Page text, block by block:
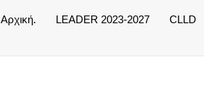
Αρχική. LEADER 2023-2027 CLLD